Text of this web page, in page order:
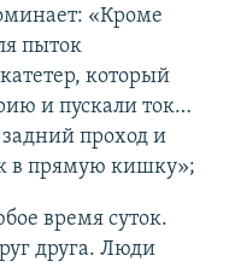
«Кроме
пыток
который
и пускали ток…
задний проход и
в прямую кишку»;
время суток.
друга. Люди